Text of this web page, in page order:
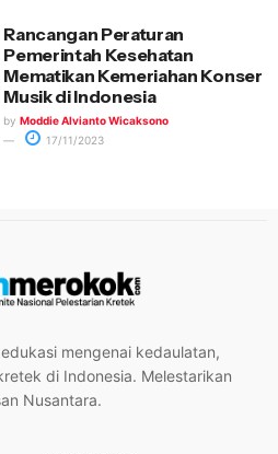
Rancangan Peraturan
Pemerintah Kesehatan
Mematikan Kemeriahan Konser
Musik di Indonesia
by Moddie Alvianto Wicaksono
17/11/2023
mengenai kedaulatan,
di Indonesia. Melestarikan
Nusantara.